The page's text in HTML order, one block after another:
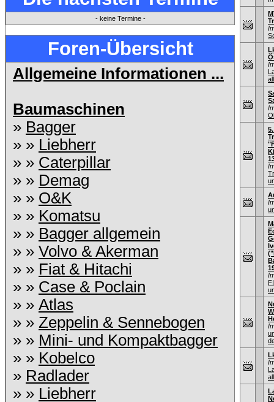
- keine Termine -
Foren-Übersicht
Allgemeine Informationen ...
Baumaschinen
» Bagger
» » Liebherr
» » Caterpillar
» » Demag
» » O&K
» » Komatsu
» » Bagger allgemein
» » Volvo & Akerman
» » Fiat & Hitachi
» » Case & Poclain
» » Atlas
» » Zeppelin & Sennebogen
» » Mini- und Kompaktbagger
» » Kobelco
» Radlader
» » Liebherr